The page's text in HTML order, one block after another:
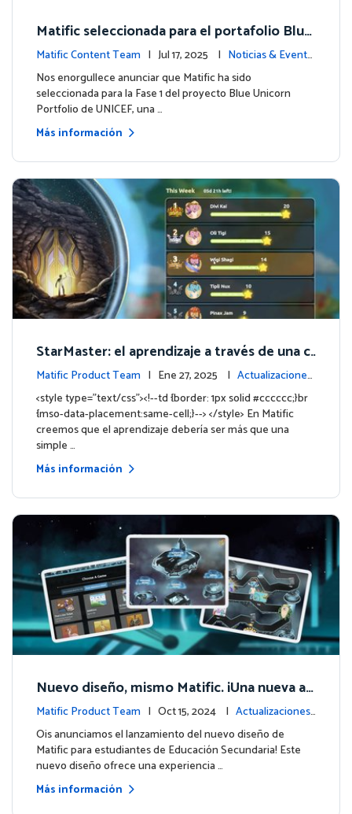
Matific seleccionada para el portafolio Blue
Unicorn de UNICEF: Comienza una nueva et
apa
Matific Content Team | Jul 17, 2025 | Noticias & Evento
sNos enorgullece anunciar que Matific ha sido
seleccionada para la Fase 1 del proyecto Blue Unicorn
Portfolio de UNICEF, una …
Más información
StarMaster: el aprendizaje a través de una c
ompetición amistosa
Matific Product Team | Ene 27, 2025 | Actualizaciones
de la plataforma
<style type="text/css"><!--td {border: 1px solid #cccccc;}br
{mso-data-placement:same-cell;}--> </style> En Matific
creemos que el aprendizaje debería ser más que una
simple …
Más información
Nuevo diseño, mismo Matific. ¡Una nueva av
entura galáctica de aprendizaje!
Matific Product Team | Oct 15, 2024 | Actualizaciones
de la plataforma
Ois anunciamos el lanzamiento del nuevo diseño de
Matific para estudiantes de Educación Secundaria! Este
nuevo diseño ofrece una experiencia …
Más información